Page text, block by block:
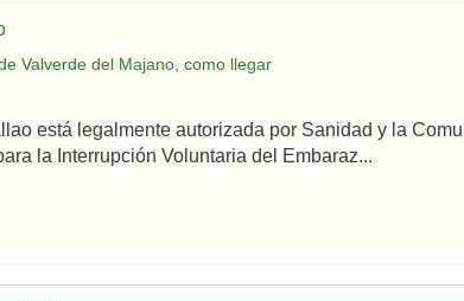
Valverde del Majano, como llegar
está legalmente autorizada por Sanidad y la
la Interrupción Voluntaria del Embaraz...